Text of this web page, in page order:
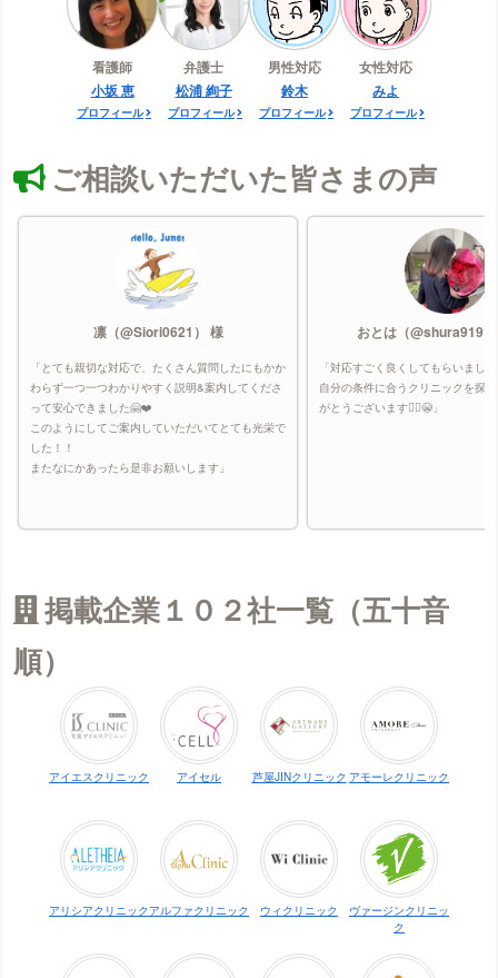
看護師
小坂 恵
プロフィール
弁護士
松浦 絢子
プロフィール
男性対応
鈴木
プロフィール
女性対応
みよ
プロフィール
ご相談いただいた皆さまの声
凛（@Siori0621） 様
「とても親切な対応で、たくさん質問したにもかか
わらず一つ一つわかりやすく説明&案内してくださ
って安心できました🤗❤️
このようにしてご案内していただいてとても光栄で
した！！
またなにかあったら是非お願いします」
おとは（
「対応すごく良くしてもらいまし
自分の条件に合うクリニックを探
がとうございます🙇‍♀️😭」
掲載企業１０２社一覧（五十音
順）
アイエスクリニック アイセル 芦屋JINクリニック アモーレクリニック
アリシアクリニック アルファクリニック ウィクリニック
ヴァージンクリニッ
ク